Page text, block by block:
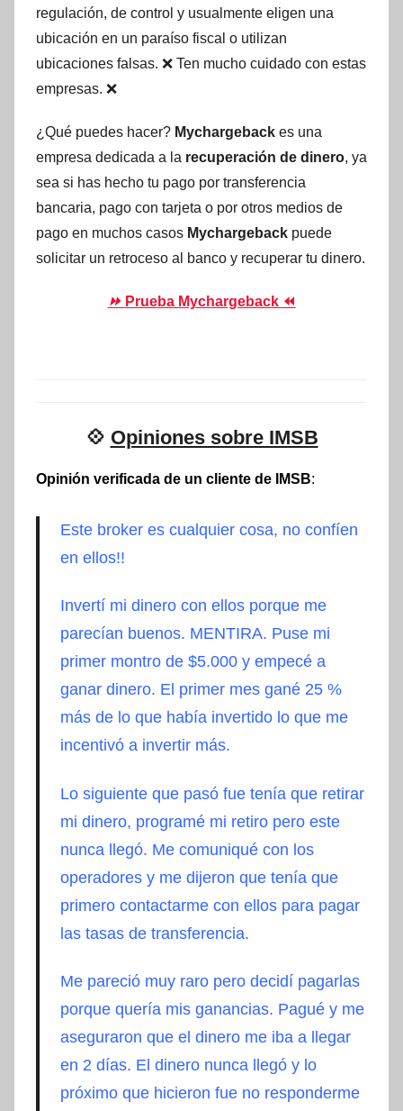
regulación, de control y usualmente eligen una
ubicación en un paraíso fiscal o utilizan
ubicaciones falsas. ❌ Ten mucho cuidado con estas
empresas. ❌
¿Qué puedes hacer? Mychargeback es una
empresa dedicada a la recuperación de dinero, ya
sea si has hecho tu pago por transferencia
bancaria, pago con tarjeta o por otros medios de
pago en muchos casos Mychargeback puede
solicitar un retroceso al banco y recuperar tu dinero.
⏩ Prueba Mychargeback ⏪
💠 Opiniones sobre IMSB
Opinión verificada de un cliente de IMSB:
Este broker es cualquier cosa, no confíen
en ellos!!
Invertí mi dinero con ellos porque me
parecían buenos. MENTIRA. Puse mi
primer montro de $5.000 y empecé a
ganar dinero. El primer mes gané 25 %
más de lo que había invertido lo que me
incentivó a invertir más.
Lo siguiente que pasó fue tenía que retirar
mi dinero, programé mi retiro pero este
nunca llegó. Me comuniqué con los
operadores y me dijeron que tenía que
primero contactarme con ellos para pagar
las tasas de transferencia.
Me pareció muy raro pero decidí pagarlas
porque quería mis ganancias. Pagué y me
aseguraron que el dinero me iba a llegar
en 2 días. El dinero nunca llegó y lo
próximo que hicieron fue no responderme